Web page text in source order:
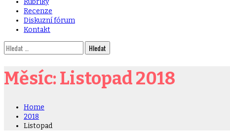
Rubriky
Recenze
Diskuzní fórum
Kontakt
Vyhledávání
Měsíc: Listopad 2018
Home
2018
Listopad